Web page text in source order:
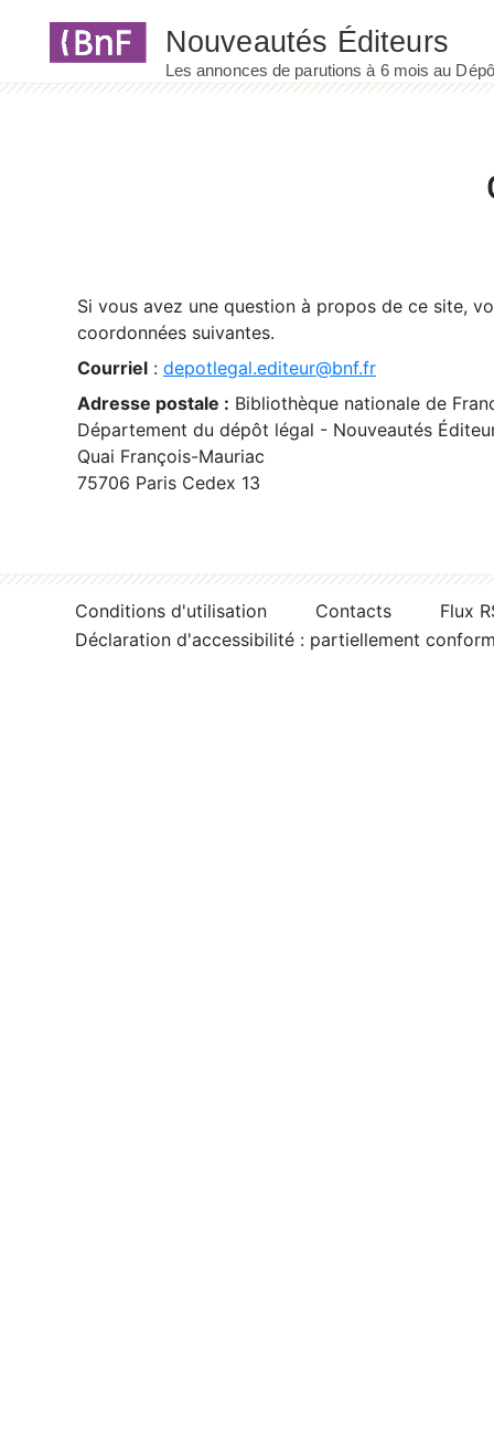
Si vous avez une question à propos de ce site,
coordonnées suivantes.
Courriel : depotlegal.editeur@bnf.fr
Adresse postale : Bibliothèque nationale de
Département du dépôt légal - Nouveautés
Quai François-Mauriac
75706 Paris Cedex 13
Conditions d'utilisation Contacts
Flux
Déclaration d'accessibilité : partiellement